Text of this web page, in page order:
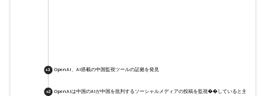
+3 OpenAI、AI搭載の中国監視ツールの証拠を発見
+2 OpenAIは中国のAIが中国を批判するソーシャルメディアの投稿を監視��していると主張